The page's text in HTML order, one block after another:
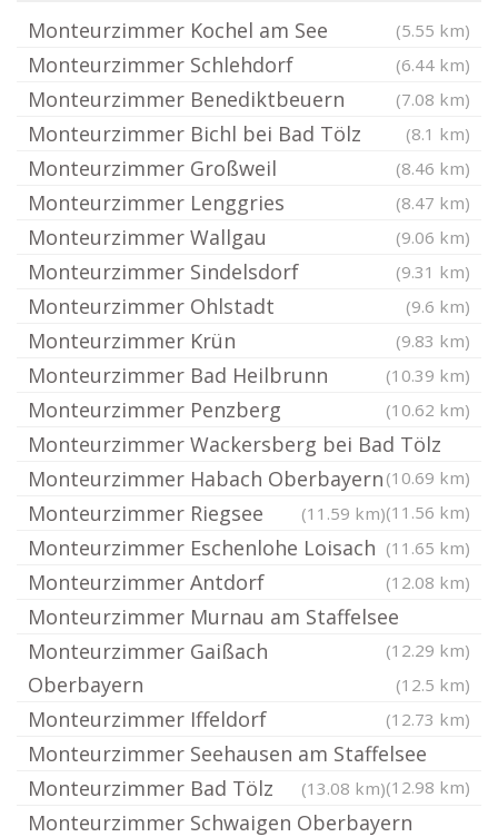
Monteurzimmer Kochel am See (5.55 km)
Monteurzimmer Schlehdorf (6.44 km)
Monteurzimmer Benediktbeuern (7.08 km)
Monteurzimmer Bichl bei Bad Tölz (8.1 km)
Monteurzimmer Großweil (8.46 km)
Monteurzimmer Lenggries (8.47 km)
Monteurzimmer Wallgau (9.06 km)
Monteurzimmer Sindelsdorf (9.31 km)
Monteurzimmer Ohlstadt (9.6 km)
Monteurzimmer Krün (9.83 km)
Monteurzimmer Bad Heilbrunn (10.39 km)
Monteurzimmer Penzberg (10.62 km)
Monteurzimmer Wackersberg bei Bad Tölz
(10.69 km)
Monteurzimmer Habach Oberbayern
(11.56 km)
Monteurzimmer Riegsee (11.59 km)
Monteurzimmer Eschenlohe Loisach (11.65 km)
Monteurzimmer Antdorf (12.08 km)
Monteurzimmer Murnau am Staffelsee
(12.29 km)
Monteurzimmer Gaißach
Oberbayern
(12.5 km)
Monteurzimmer Iffeldorf (12.73 km)
Monteurzimmer Seehausen am Staffelsee
(12.98 km)
Monteurzimmer Bad Tölz (13.08 km)
Monteurzimmer Schwaigen Oberbayern